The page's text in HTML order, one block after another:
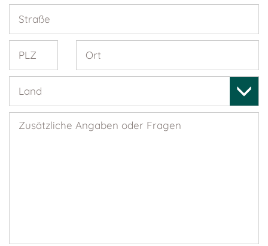
Straße
PLZ Ort
Land
Zusätzliche Angaben oder Fragen